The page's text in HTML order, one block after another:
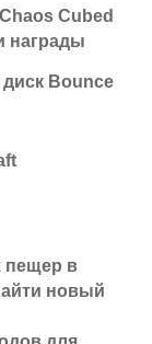
Cubed
награды
Bounce
пещер в
новый